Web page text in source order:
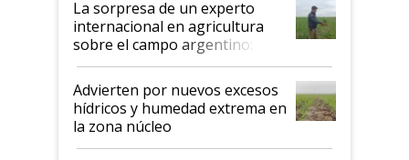
La sorpresa de un experto
internacional en agricultura
sobre el campo argentino:
"Estoy muy impresionado"
Advierten por nuevos excesos
hídricos y humedad extrema en
la zona núcleo